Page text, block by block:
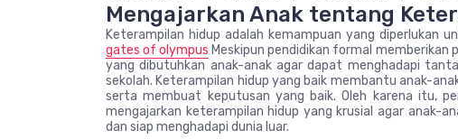
Mengajarkan Anak tentang
Keterampilan hidup adalah kemampuan yang diperlukan
gates of olympus Meskipun pendidikan formal
yang dibutuhkan anak-anak agar dapat menghadapi
sekolah. Keterampilan hidup yang baik membantu anak-
serta membuat keputusan yang baik. Oleh karena itu,
mengajarkan keterampilan hidup yang krusial agar anak-
dan siap menghadapi dunia luar.